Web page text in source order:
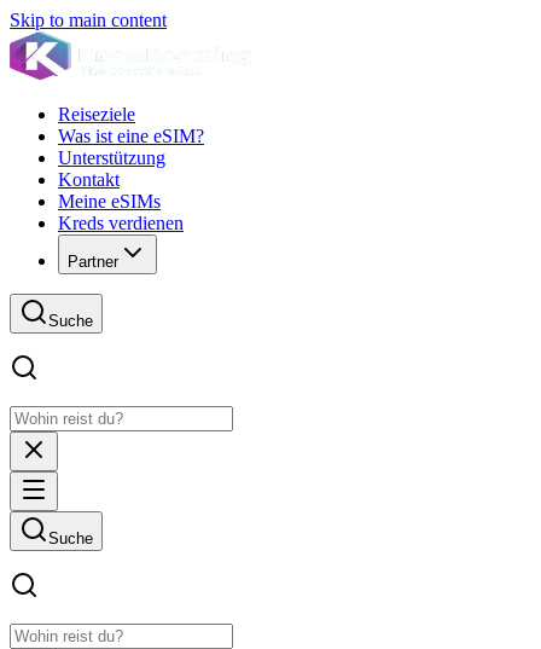
Skip to main content
Reiseziele
Was ist eine eSIM?
Unterstützung
Kontakt
Meine eSIMs
Kreds verdienen
Partner
Suche
Suche